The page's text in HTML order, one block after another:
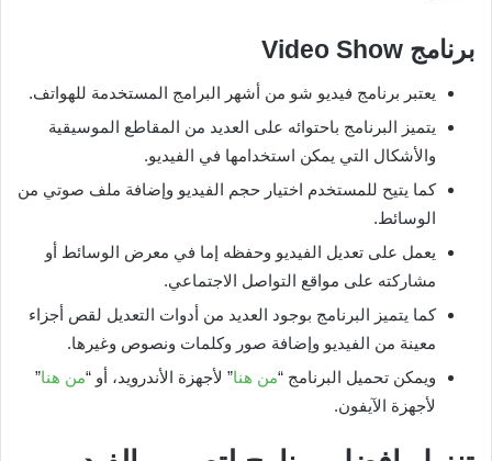
برنامج Video Show
يعتبر برنامج فيديو شو من أشهر البرامج المستخدمة للهواتف.
يتميز البرنامج باحتوائه على العديد من المقاطع الموسيقية
والأشكال التي يمكن استخدامها في الفيديو.
كما يتيح للمستخدم اختيار حجم الفيديو وإضافة ملف صوتي من
الوسائط.
يعمل على تعديل الفيديو وحفظه إما في معرض الوسائط أو
مشاركته على مواقع التواصل الاجتماعي.
كما يتميز البرنامج بوجود العديد من أدوات التعديل لقص أجزاء
معينة من الفيديو وإضافة صور وكلمات ونصوص وغيرها.
ويمكن تحميل البرنامج “من هنا” لأجهزة الأندرويد، أو “من هنا”
لأجهزة الآيفون.